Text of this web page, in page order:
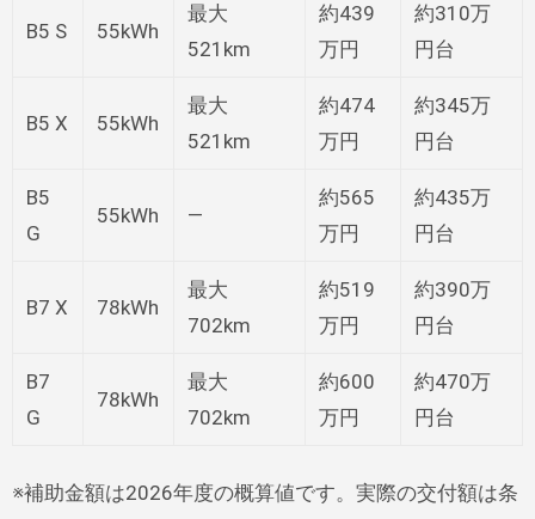
B5 S 55kWh
最大
521km
約439
万円
約310万
円台
B5 X 55kWh
最大
521km
約474
万円
約345万
円台
B5
G
55kWh —
約565
万円
約435万
円台
B7 X 78kWh
最大
702km
約519
万円
約390万
円台
B7
G
78kWh
最大
702km
約600
万円
約470万
円台
※補助金額は2026年度の概算値です。実際の交付額は条